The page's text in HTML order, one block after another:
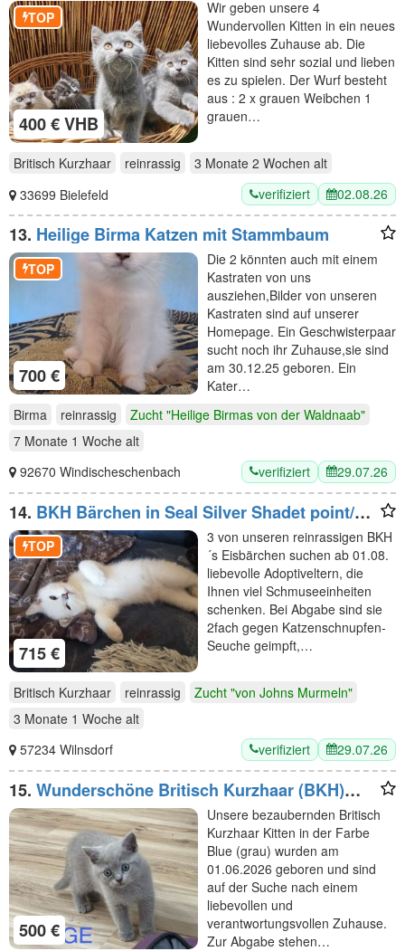
400 € VHB
TOP
Wir geben unsere 4
Wundervollen Kitten in ein neues
liebevolles Zuhause ab. Die
Kitten sind sehr sozial und lieben
es zu spielen. Der Wurf besteht
aus : 2 x grauen Weibchen 1
grauen…
Britisch Kurzhaar reinrassig 3 Monate 2 Wochen alt
33699 Bielefeld
verifiziert 02.08.26
13. Heilige Birma Katzen mit Stammbaum
700 €
TOP
Die 2 könnten auch mit einem
Kastraten von uns
ausziehen,Bilder von unseren
Kastraten sind auf unserer
Homepage. Ein Geschwisterpaar
sucht noch ihr Zuhause,sie sind
am 30.12.25 geboren. Ein
Kater…
Birma
reinrassig
Zucht "Heilige Birmas von der Waldnaab"
7 Monate 1 Woche alt
92670 Windischeschenbach
verifiziert 29.07.26
14. BKH Bärchen in Seal Silver Shadet point/
Tabby Point +blaue Augen, Stammbaum, 2fach
geimpft
715 €
TOP
3 von unseren reinrassigen BKH
´s Eisbärchen suchen ab 01.08.
liebevolle Adoptiveltern, die
Ihnen viel Schmuseeinheiten
schenken. Bei Abgabe sind sie
2fach gegen Katzenschnupfen-
Seuche geimpft,…
Britisch Kurzhaar reinrassig
Zucht "von Johns Murmeln"
3 Monate 1 Woche alt
57234 Wilnsdorf
verifiziert 29.07.26
15. Wunderschöne Britisch Kurzhaar (BKH)
Kitten suchen ein liebevolles zu Hause
500 €
Unsere bezaubernden Britisch
Kurzhaar Kitten in der Farbe
Blue (grau) wurden am
01.06.2026 geboren und sind
auf der Suche nach einem
liebevollen und
verantwortungsvollen Zuhause.
Zur Abgabe stehen…